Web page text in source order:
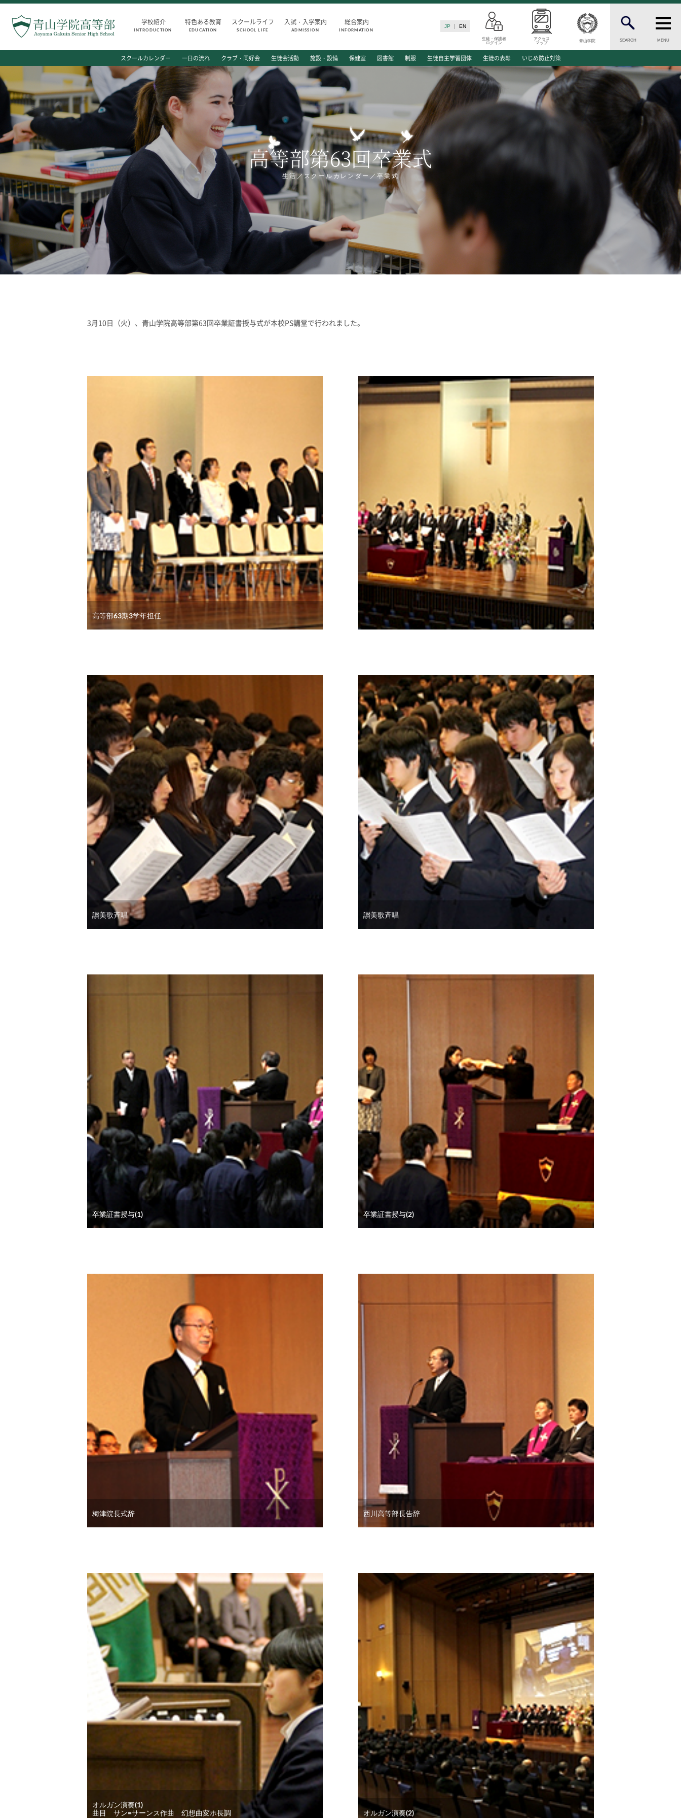
学校紹介
INTRODUCTION
特色ある教育
EDUCATION
スクールライフ
SCHOOL LIFE
入試・入学案内
ADMISSION
総合案内
INFORMATION
JP EN
生徒・保護者
ログイン
アクセス
マップ
青山学院 SEARCH MENU
学校紹介
高等部 部長挨拶
教育理念・目標
高等部の歴史
生徒数・教職員数
一貫校の流れ
卒業後の進路
卒業生からのメッセージ
AOYAMA STYLE
特色ある教育
教育課程
教科・学習内容
キリスト教教育
国際交流
平和・共生学習
高大連携
SGH活動報告
SCHOOL LIFE
スクールライフ
スクールカレンダー
一日の流れ
クラブ・同好会
生徒会活動
施設・設備
保健室
図書館
制服
生徒自主学習団体
生徒の表彰
いじめ防止対策
ADMISSION
入試・入学案内
入試日程・出願資格
入試要項・出願書類
学校説明会
公開行事の紹介
入試結果
入学試験問題
海外に住む中学生の方へ
スクールガイド
上級学校訪問
中学校の先生方へ
志願者速報
よくあるご質問
INFORMATION
総合案内
ニュース・トピックス一覧
個人情報保護への取り組み
地の塩、世の光（スクール・モットー）
スクールカレンダー 一日の流れ クラブ・同好会 生徒会活動 施設・設備 保健室 図書館 制服 生徒自主学習団体 生徒の表彰 いじめ防止対策
高等部第63回卒業式
生活／スクールカレンダー／卒業式
3月10日（火）、青山学院高等部第63回卒業証書授与式が本校PS講堂で行われました。
高等部63期3学年担任
讃美歌斉唱 讃美歌斉唱
卒業証書授与(1) 卒業証書授与(2)
梅津院長式辞 西川高等部長告辞
オルガン演奏(1)
曲目 サン=サーンス作曲 幻想曲変ホ長調
オルガン演奏(2)